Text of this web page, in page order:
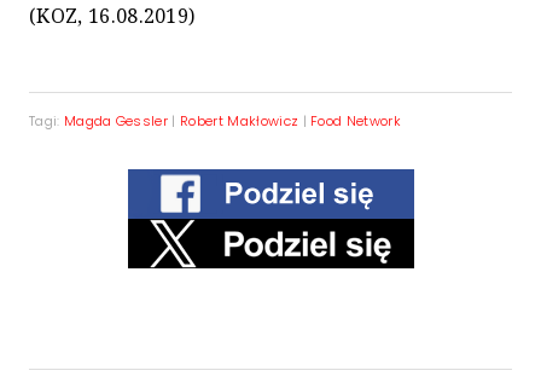
(KOZ, 16.08.2019)
Tagi: Magda Gessler | Robert Makłowicz | Food Network